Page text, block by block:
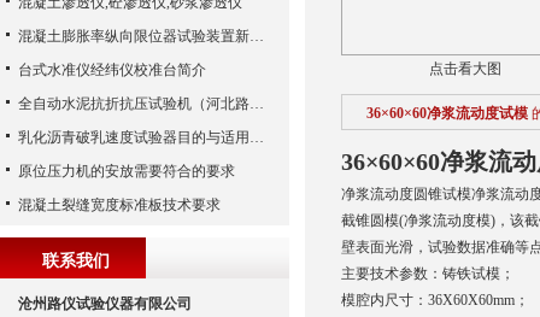
点击看大图
36×60×60净浆流动度试模
36×60×60净浆流
净浆流动度圆锥试模净浆流动
截锥圆模(净浆流动度模)，该
壁表面光滑，试验数据准确等
主要技术参数：铸铁试模；
模腔内尺寸：36X60X60mm；
混凝土膨胀率纵向限位器试验装置新品上市
台式水准仪经纬仪校准台简介
全自动水泥抗折抗压试验机（河北路仪）
乳化沥青破乳速度试验器目的与适用范围
原位压力机的安放需要符合的要求
混凝土裂缝宽度标准板技术要求
联系我们
沧州路仪试验仪器有限公司